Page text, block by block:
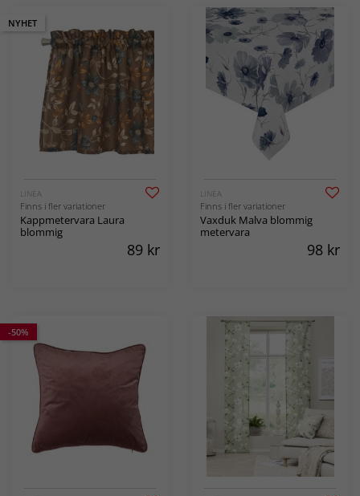
NYHET
LINEA
Finns i fler variationer
Kappmetervara Laura
blommig
89 kr
LINEA
Finns i fler variationer
Vaxduk Malva blommig
metervara
98 kr
-50%